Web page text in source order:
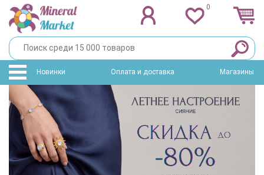
0
Новинки Оплата и доставка Магазины